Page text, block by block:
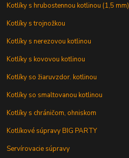
Kotlíky s hrubostennou kotlinou (1,5 mm)
Kotlíky s trojnožkou
Kotlíky s nerezovou kotlinou
Kotlíky s kovovou kotlinou
Kotlíky so žiaruvzdor. kotlinou
Kotlíky so smaltovanou kotlinou
Kotlíky s chráničom, ohniskom
Kotlíkové súpravy BIG PARTY
Servírovacie súpravy